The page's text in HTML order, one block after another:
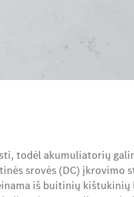
todėl akumuliatorių
srovės (DC) įkrovimo
iš buitinių